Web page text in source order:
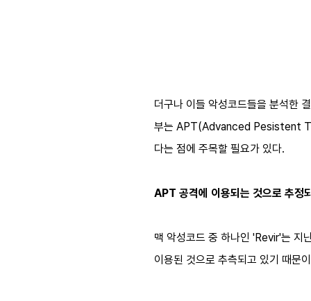
더구나 이들 악성코드들을 분석한
부는 APT(Advanced Pesistent
다는 점에 주목할 필요가 있다.
APT 공격에 이용되는 것으로 추정
맥 악성코드 중 하나인 'Revir'는 지
이용된 것으로 추측되고 있기 때문